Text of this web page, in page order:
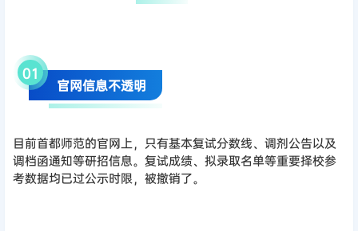
01
官网信息不透明
目前首都师范的官网上，只有基本复试分数线、调剂公告以及
调档函通知等研招信息。复试成绩、拟录取名单等重要择校参
考数据均已过公示时限，被撤销了。